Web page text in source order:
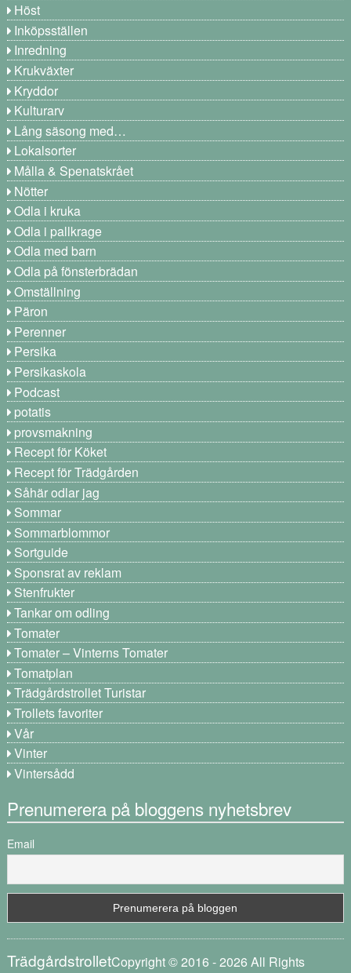
Höst
Inköpsställen
Inredning
Krukväxter
Kryddor
Kulturarv
Lång säsong med…
Lokalsorter
Målla & Spenatskrået
Nötter
Odla i kruka
Odla i pallkrage
Odla med barn
Odla på fönsterbrädan
Omställning
Päron
Perenner
Persika
Persikaskola
Podcast
potatis
provsmakning
Recept för Köket
Recept för Trädgården
Såhär odlar jag
Sommar
Sommarblommor
Sortguide
Sponsrat av reklam
Stenfrukter
Tankar om odling
Tomater
Tomater – Vinterns Tomater
Tomatplan
Trädgårdstrollet Turistar
Trollets favoriter
Vår
Vinter
Vintersådd
Prenumerera på bloggens nyhetsbrev
Email
TrädgårdstrolletCopyright © 2016 - 2026 All Rights